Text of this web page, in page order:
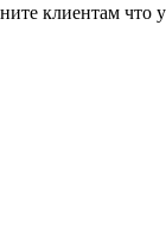
клиентам что